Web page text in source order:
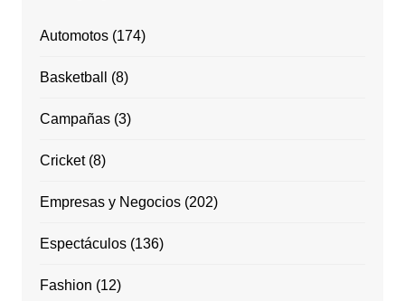
Automotos(174)
Basketball (8)
Campañas(3)
Cricket(8)
Empresas y Negocios(202)
Espectáculos(136)
Fashion (12)